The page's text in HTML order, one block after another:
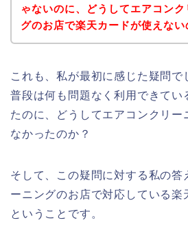
ゃないのに、どうしてエアコンク
グのお店で楽天カードが使えない
これも、私が最初に感じた疑問で
普段は何も問題なく利用できてい
たのに、どうしてエアコンクリー
なかったのか？
そして、この疑問に対する私の答
ーニングのお店で対応している楽
ということです。